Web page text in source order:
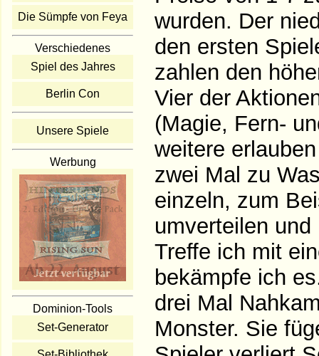
Die Sümpfe von Feya
Verschiedenes
Spiel des Jahres
Berlin Con
Unsere Spiele
Werbung
Dominion-Tools
Set-Generator
wurden. Der
den ersten
zahlen den
Vier der
(Magie, Fern-
weitere
zwei Mal zu
einzeln, zum
umverteilen
Treffe ich mit
bekämpfe ich
drei Mal
Monster. Sie